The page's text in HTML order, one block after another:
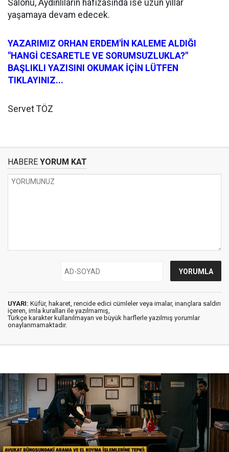
Salonu, Aydınlıların hafızasında ise uzun yıllar
yaşamaya devam edecek.
YAZARIMIZ ORHAN ERDEM'İN KALEME ALDIĞI
"HANGİ CESARETLE VE SORUMSUZLUKLA?"
BAŞLIKLI YAZISINI OKUMAK İÇİN LÜTFEN
TIKLAYINIZ...
Servet TÖZ
HABERE YORUM KAT
UYARI: Küfür, hakaret, rencide edici cümleler veya imalar, inançlara saldırı
içeren, imla kuralları ile yazılmamış,
Türkçe karakter kullanılmayan ve büyük harflerle yazılmış yorumlar
onaylanmamaktadır.